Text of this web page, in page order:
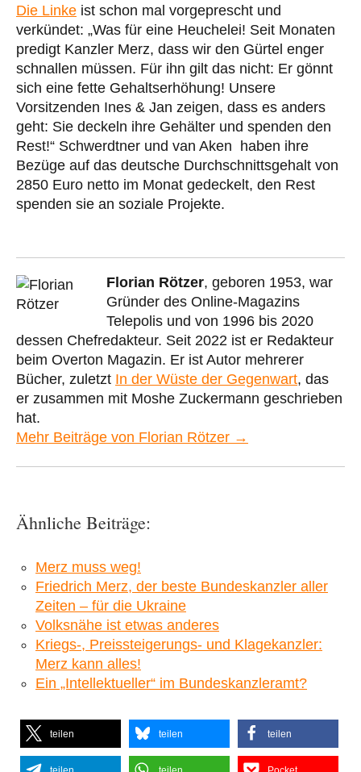
Die Linke ist schon mal vorgeprescht und
verkündet: „Was für eine Heuchelei! Seit Monaten
predigt Kanzler Merz, dass wir den Gürtel enger
schnallen müssen. Für ihn gilt das nicht: Er gönnt
sich eine fette Gehaltserhöhung! Unsere
Vorsitzenden Ines & Jan zeigen, dass es anders
geht: Sie deckeln ihre Gehälter und spenden den
Rest!“ Schwerdtner und van Aken haben ihre
Bezüge auf das deutsche Durchschnittsgehalt von
2850 Euro netto im Monat gedeckelt, den Rest
spenden sie an soziale Projekte.
Florian Rötzer, geboren 1953, war
Gründer des Online-Magazins
Telepolis und von 1996 bis 2020
dessen Chefredakteur. Seit 2022 ist er Redakteur
beim Overton Magazin. Er ist Autor mehrerer
Bücher, zuletzt In der Wüste der Gegenwart, das
er zusammen mit Moshe Zuckermann geschrieben
hat.
Mehr Beiträge von Florian Rötzer →
Ähnliche Beiträge:
Merz muss weg!
Friedrich Merz, der beste Bundeskanzler aller
Zeiten – für die Ukraine
Volksnähe ist etwas anderes
Kriegs-, Preissteigerungs- und Klagekanzler:
Merz kann alles!
Ein „Intellektueller“ im Bundeskanzleramt?
teilen teilen teilen